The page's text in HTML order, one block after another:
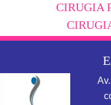
CIRUGIA